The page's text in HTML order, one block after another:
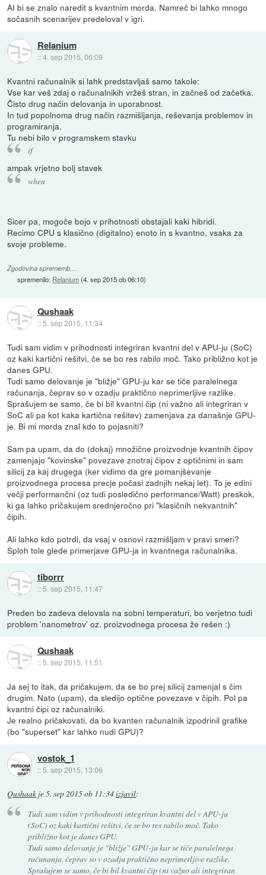
AI bi se znalo naredit s kvantnim morda. Namreč bi lahko mnogo
sočasnih scenarijev predeloval v igri.
Relanium
::4. sep 2015, 06:09
Kvantni računalnik si lahk predstavljaš samo takole:
Vse kar veš zdaj o računalnikih vržeš stran, in začneš od začetka.
Čisto drug način delovanja in uporabnost.
In tud popolnoma drug način razmišljanja, reševanja problemov in
programiranja.
Tu nebi bilo v programskem stavku
if
ampak vrjetno bolj stavek
when
Sicer pa, mogoče bojo v prihotnosti obstajali kaki hibridi.
Recimo CPU s klasično (digitalno) enoto in s kvantno, vsaka za
svoje probleme.
Zgodovina sprememb…
spremenilo: Relanium(4. sep 2015 ob 06:10)
Qushaak
::5. sep 2015, 11:34
Tudi sam vidim v prihodnosti integriran kvantni del v APU-ju (SoC)
oz kaki kartični rešitvi, če se bo res rabilo moč. Tako približno kot je
danes GPU.
Tudi samo delovanje je "bližje" GPU-ju kar se tiče paralelnega
računanja, čeprav so v ozadju praktično neprimerljive razlike.
Sprašujem se samo, če bi bil kvantni čip (ni važno ali integriran v
SoC ali pa kot kaka kartična rešitev) zamenjava za današnje GPU-
je. Bi mi morda znal kdo to pojasniti?
Sam pa upam, da do (dokaj) množične proizvodnje kvantnih čipov
zamenjajo "kovinske" povezave znotraj čipov z optičnimi in sam
silicij za kaj drugega (ker vidimo da gre pomanjševanje
proizvodnega procesa precje počasi zadnjih nekaj let). To je edini
večji performančni (oz tudi posledično performance/Watt) preskok,
ki ga lahko pričakujem srednjeročno pri "klasičnih nekvantnih"
čipih.
Ali lahko kdo potrdi, da vsaj v osnovi razmišljam v pravi smeri?
Sploh tole glede primerjave GPU-ja in kvantnega računalnika.
tiborrr
:: 5. sep 2015, 11:47
Preden bo zadeva delovala na sobni temperaturi, bo verjetno tudi
problem 'nanometrov' oz. proizvodnega procesa že rešen :)
Qushaak
::5. sep 2015, 11:51
Ja sej to itak, da pričakujem, da se bo prej silicij zamenjal s čim
drugim. Nato (upam), da sledijo optične povezave v čipih. Pol pa
kvantni čipi oz računalniki.
Je realno pričakovati, da bo kvanten računalnik izpodrinil grafike
(bo "superset" kar lahko nudi GPU)?
vostok_1
:: 5. sep 2015, 13:06
Qushaak je5. sep 2015 ob 11:34izjavil:
Tudi sam vidim v prihodnosti integriran kvantni del v APU-ju
(SoC) oz kaki kartični rešitvi, če se bo res rabilo moč. Tako
približno kot je danes GPU.
Tudi samo delovanje je "bližje" GPU-ju kar se tiče paralelnega
računanja, čeprav so v ozadju praktično neprimerljive razlike.
Sprašujem se samo, če bi bil kvantni čip (ni važno ali integriran